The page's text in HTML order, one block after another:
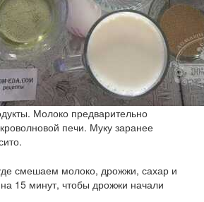
Молоко предварительно
печи. Муку заранее
смешаем молоко, дрожжи, сахар и
15 минут, чтобы дрожжи начали